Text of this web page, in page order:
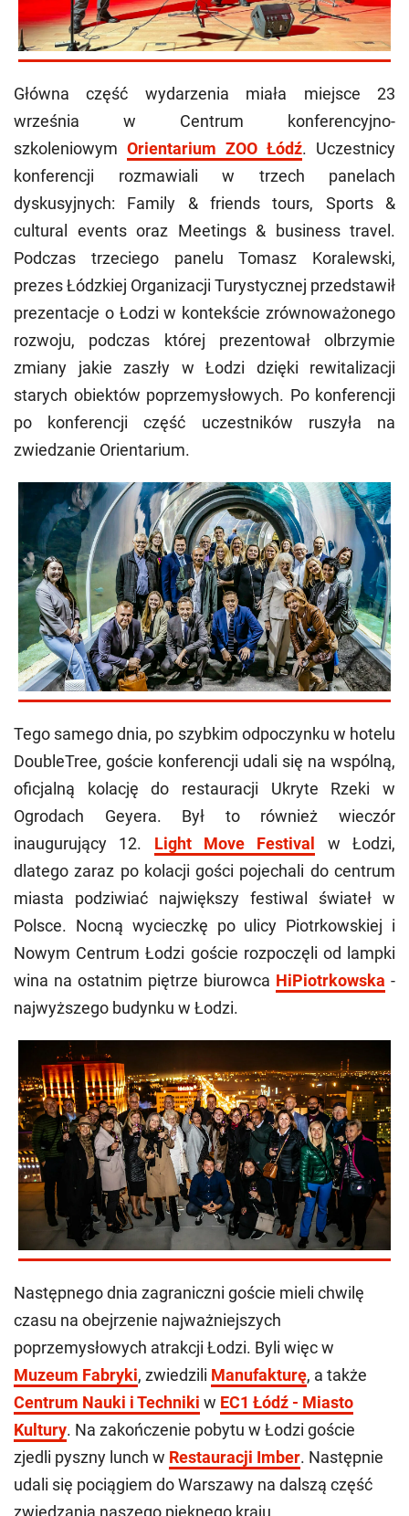
Główna część wydarzenia miała miejsce 23
września w Centrum konferencyjno-
szkoleniowym Orientarium ZOO Łódź. Uczestnicy
konferencji rozmawiali w trzech panelach
dyskusyjnych: Family & friends tours, Sports &
cultural events oraz Meetings & business travel.
Podczas trzeciego panelu Tomasz Koralewski,
prezes Łódzkiej Organizacji Turystycznej przedstawił
prezentacje o Łodzi w kontekście zrównoważonego
rozwoju, podczas której prezentował olbrzymie
zmiany jakie zaszły w Łodzi dzięki rewitalizacji
starych obiektów poprzemysłowych. Po konferencji
po konferencji część uczestników ruszyła na
zwiedzanie Orientarium.
Tego samego dnia, po szybkim odpoczynku w hotelu
DoubleTree, goście konferencji udali się na wspólną,
oficjalną kolację do restauracji Ukryte Rzeki w
Ogrodach Geyera. Był to również wieczór
inaugurujący 12. Light Move Festival
w Łodzi,
dlatego zaraz po kolacji gości pojechali do centrum
miasta podziwiać największy festiwal świateł w
Polsce. Nocną wycieczkę po ulicy Piotrkowskiej i
Nowym Centrum Łodzi goście rozpoczęli od lampki
wina na ostatnim piętrze biurowca HiPiotrkowska -
najwyższego budynku w Łodzi.
Następnego dnia zagraniczni goście mieli chwilę
czasu na obejrzenie najważniejszych
poprzemysłowych atrakcji Łodzi. Byli więc w
Muzeum Fabryki, zwiedzili Manufakturę, a także
Centrum Nauki i Techniki w EC1 Łódź - Miasto
Kultury. Na zakończenie pobytu w Łodzi goście
zjedli pyszny lunch w Restauracji Imber. Następnie
udali się pociągiem do Warszawy na dalszą część
zwiedzania naszego pięknego kraju.